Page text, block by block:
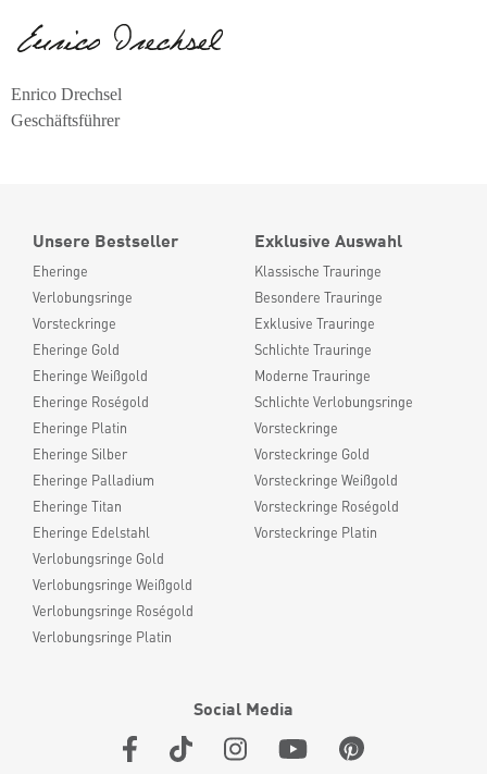
Enrico Drechsel
Geschäftsführer
Unsere Bestseller
Eheringe
Verlobungsringe
Vorsteckringe
Eheringe Gold
Eheringe Weißgold
Eheringe Roségold
Eheringe Platin
Eheringe Silber
Eheringe Palladium
Eheringe Titan
Eheringe Edelstahl
Verlobungsringe Gold
Verlobungsringe Weißgold
Verlobungsringe Roségold
Verlobungsringe Platin
Exklusive Auswahl
Klassische Trauringe
Besondere Trauringe
Exklusive Trauringe
Schlichte Trauringe
Moderne Trauringe
Schlichte Verlobungsringe
Vorsteckringe
Vorsteckringe Gold
Vorsteckringe Weißgold
Vorsteckringe Roségold
Vorsteckringe Platin
Social Media